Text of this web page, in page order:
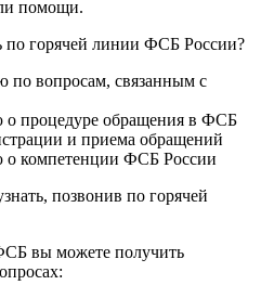
помощи.
по горячей линии ФСБ России?
по вопросам, связанным с
процедуре обращения в ФСБ
и приема обращений
компетенции ФСБ России
позвонив по горячей
вы можете получить